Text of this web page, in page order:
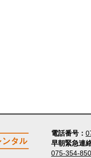
電話番号
早朝緊急連
075-354-